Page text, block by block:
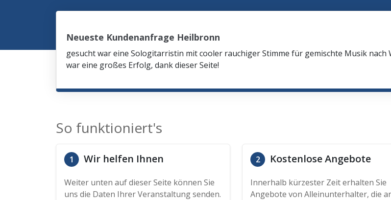
Neueste Kundenanfrage Heilbronn
gesucht war eine Sologitarristin mit cooler rauchiger Stimme für gemischte Musik nach
war eine großes Erfolg, dank dieser Seite!
So funktioniert's
1 Wir helfen Ihnen
Weiter unten auf dieser Seite können Sie
uns die Daten Ihrer Veranstaltung senden.
2 Kostenlose Angebote
Innerhalb kürzester Zeit erhalten Sie
Angebote von Alleinunterhalter, die